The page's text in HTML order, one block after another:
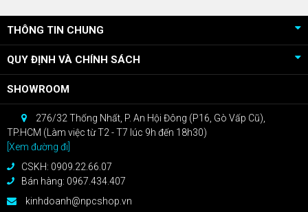
THÔNG TIN CHUNG
QUY ĐỊNH VÀ CHÍNH SÁCH
SHOWROOM
276/32 Thống Nhất, P. An Hội Đông (P16, Gò Vấp Cũ),
TP.HCM (Làm việc từ T2 - T7 lúc 9h đến 18h30)
[Xem đường đi]
CSKH: 0909.22.66.07
Bán hàng: 0967.434.407
kinhdoanh@npcshop.vn